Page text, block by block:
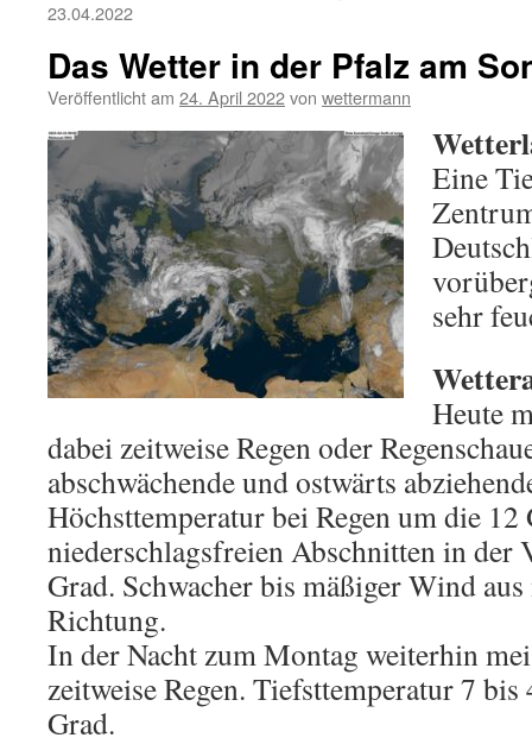
23.04.2022
Das Wetter in der Pfalz am
Veröffentlicht am 24. April 2022von wettermann
Eine
sehr
Heute
dabei zeitweise Regen oder
abschwächende und ostwärts
Höchsttemperatur bei Regen um die 12
niederschlagsfreien Abschnitten in der
Grad. Schwacher bis mäßiger Wind
Richtung.
In der Nacht zum Montag weiterhin
zeitweise Regen. Tiefsttemperatur 7
Grad.